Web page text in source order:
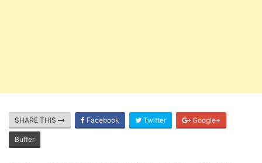
SHARE THIS Facebook Twitter Google+
Buffer